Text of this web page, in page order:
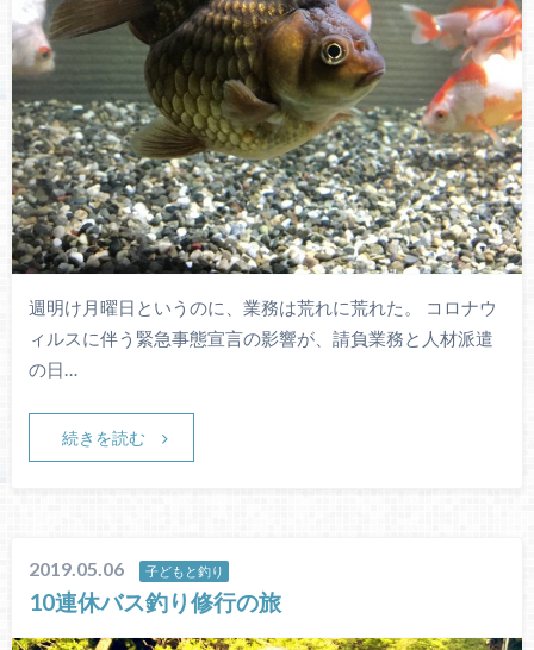
週明け月曜日というのに、業務は荒れに荒れた。 コロナウ
ィルスに伴う緊急事態宣言の影響が、請負業務と人材派遣
の日…
続きを読む
2019.05.06 子どもと釣り
10連休バス釣り修行の旅